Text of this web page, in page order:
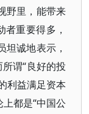
野里，能带来
重要得多，
诚地表示，
谓“良好的投
利益满足资本
都是“中国公